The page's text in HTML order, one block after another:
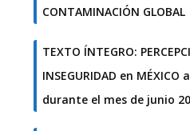
CONTAMINACIÓN GLOBAL
TEXTO ÍNTEGRO:
INSEGURIDAD en MÉXICO
durante el mes de junio